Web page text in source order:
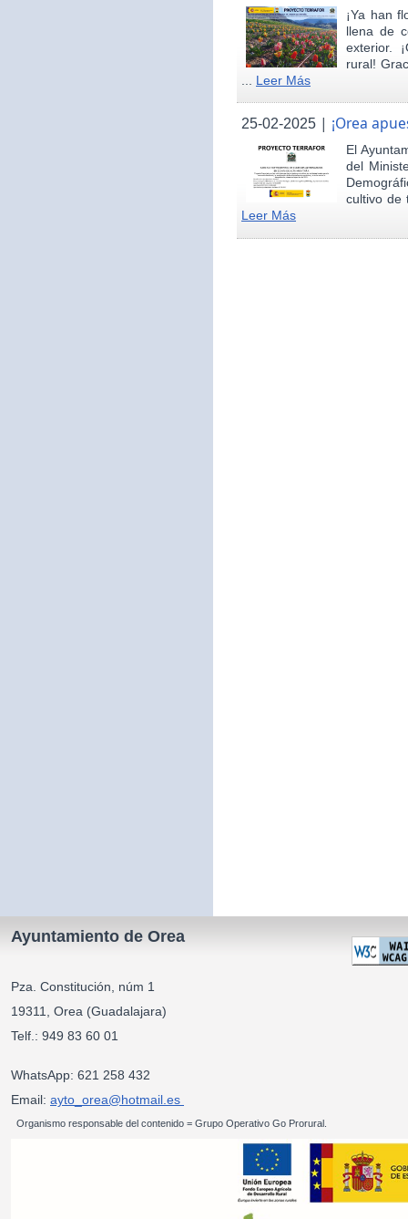
¡Ya han
llena de
exterior.
rural!
... Leer Más
25-02-2025 | ¡Orea
El
del
cultivo de
Leer Más
Ayuntamiento de Orea
Pza. Constitución, núm 1
19311, Orea (Guadalajara)
Telf.: 949 83 60 01
WhatsApp: 621 258 432
Email: ayto_orea@hotmail.es
Organismo responsable del contenido = Grupo Operativo Go Prorural.